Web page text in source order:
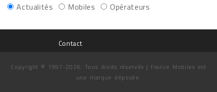
Actualités Mobiles Opérateurs
Contact
Copyright © 1997-2026. Tous droits réservés | France Mobiles est
une marque déposée.